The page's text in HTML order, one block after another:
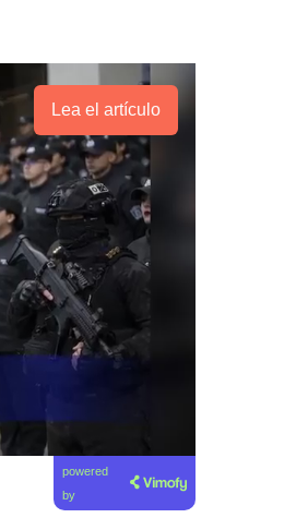
Lea el artículo
powered
by